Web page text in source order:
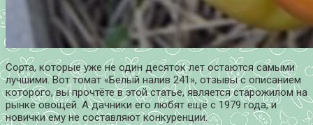
Сорта, которые уже не один десяток лет остаются самыми
лучшими. Вот томат «Белый налив 241», отзывы с описанием
которого, вы прочтёте в этой статье, является старожилом на
рынке овощей. А дачники его любят ещё с 1979 года, и
новички ему не составляют конкуренции.